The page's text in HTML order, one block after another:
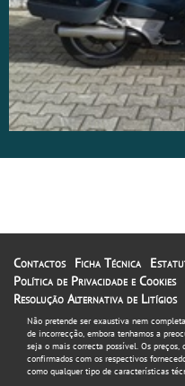
Contactos Ficha Técnica
Política de Privacidade e Cookies
Resolução Alternativa de Litígios
Não pretende ser exaustiva nem
de incorrecção, embora tenhamos a
seja o mais correcta possível. Os
confirmados com os respectivos
como qualquer tipo de características